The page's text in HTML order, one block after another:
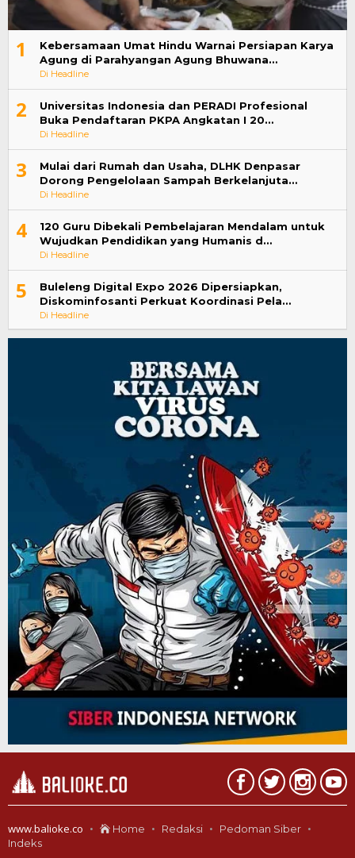
1
Kebersamaan Umat Hindu Warnai Persiapan Karya
Agung di Parahyangan Agung Bhuwana…
Di Headline
2
Universitas Indonesia dan PERADI Profesional
Buka Pendaftaran PKPA Angkatan I 20…
Di Headline
3
Mulai dari Rumah dan Usaha, DLHK Denpasar
Dorong Pengelolaan Sampah Berkelanjuta…
Di Headline
4
120 Guru Dibekali Pembelajaran Mendalam untuk
Wujudkan Pendidikan yang Humanis d…
Di Headline
5
Buleleng Digital Expo 2026 Dipersiapkan,
Diskominfosanti Perkuat Koordinasi Pela…
Di Headline
www.balioke.co Home Redaksi
Pedoman Siber
Indeks